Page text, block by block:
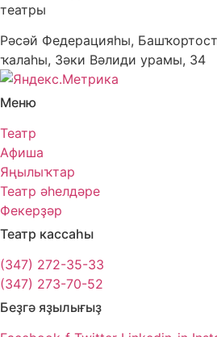
театры
Рәсәй Федерацияһы,
ҡалаһы, Зәки Вәлиди урамы, 34
Меню
Театр
Афиша
Яңылыҡтар
Театр әһелдәре
Фекерҙәр
Театр кассаһы
(347) 272-35-33
(347) 273-70-52
Беҙгә яҙылығыҙ